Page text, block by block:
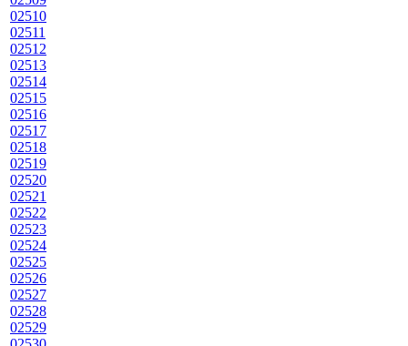
02510
02511
02512
02513
02514
02515
02516
02517
02518
02519
02520
02521
02522
02523
02524
02525
02526
02527
02528
02529